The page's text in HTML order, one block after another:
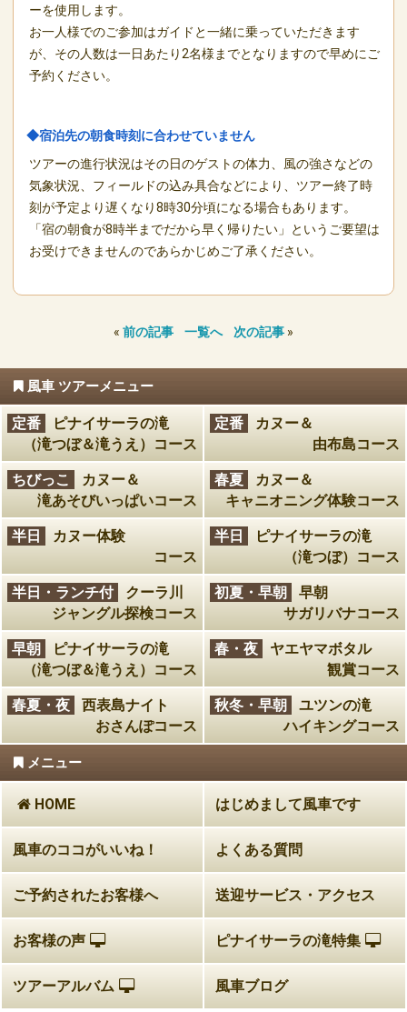
ーを使用します。
お一人様でのご参加はガイドと一緒に乗っていただきます
が、その人数は一日あたり2名様までとなりますので早めにご
予約ください。
◆宿泊先の朝食時刻に合わせていません
ツアーの進行状況はその日のゲストの体力、風の強さなどの
気象状況、フィールドの込み具合などにより、ツアー終了時
刻が予定より遅くなり8時30分頃になる場合もあります。
「宿の朝食が8時半までだから早く帰りたい」というご要望は
お受けできませんのであらかじめご了承ください。
« 前の記事 一覧へ 次の記事 »
風車 ツアーメニュー
定番
ピナイサーラの滝
（滝つぼ＆滝うえ）コース
定番
カヌー＆
由布島コース
ちびっこ
カヌー＆
滝あそびいっぱいコース
春夏
カヌー＆
キャニオニング体験コース
半日
カヌー体験
コース
半日
ピナイサーラの滝
（滝つぼ）コース
半日・ランチ付
クーラ川
ジャングル探検コース
初夏・早朝
早朝
サガリバナコース
早朝
ピナイサーラの滝
（滝つぼ＆滝うえ）コース
春・夜
ヤエヤマボタル
観賞コース
春夏・夜
西表島ナイト
おさんぽコース
秋冬・早朝
ユツンの滝
ハイキングコース
メニュー
HOME はじめまして風車です
風車のココがいいね！ よくある質問
ご予約されたお客様へ 送迎サービス・アクセス
お客様の声 ピナイサーラの滝特集
ツアーアルバム 風車ブログ